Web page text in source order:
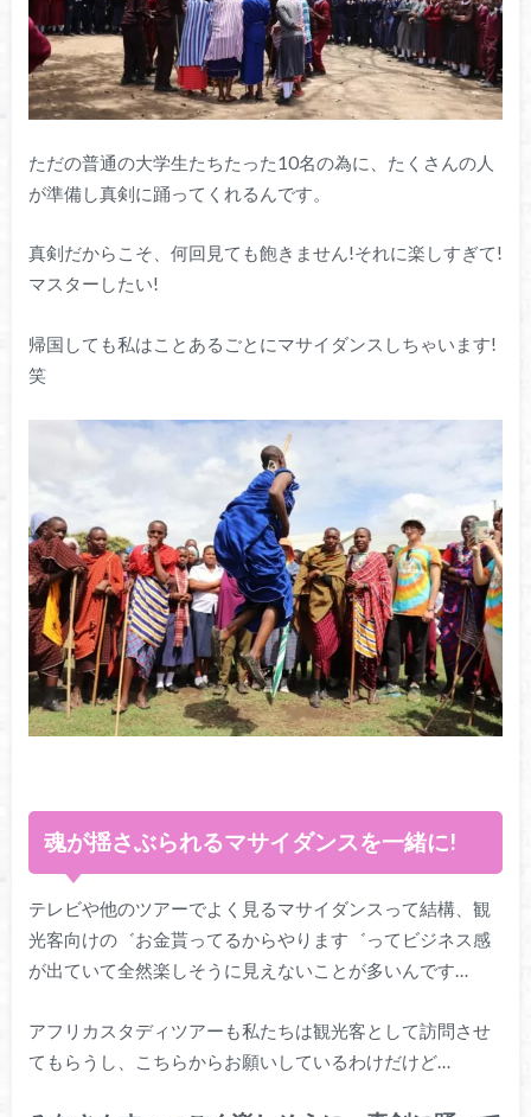
ただの普通の大学生たちたった10名の為に、たくさんの人
が準備し真剣に踊ってくれるんです。
真剣だからこそ、何回見ても飽きません!それに楽しすぎて!
マスターしたい!
帰国しても私はことあるごとにマサイダンスしちゃいます!
笑
魂が揺さぶられるマサイダンスを一緒に!
テレビや他のツアーでよく見るマサイダンスって結構、観
光客向けの゛お金貰ってるからやります゛ってビジネス感
が出ていて全然楽しそうに見えないことが多いんです…
アフリカスタディツアーも私たちは観光客として訪問させ
てもらうし、こちらからお願いしているわけだけど…